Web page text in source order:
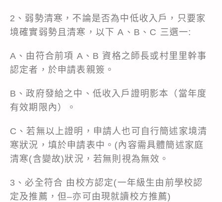
2、弱勢清寒，不論是否為中低收入戶，只要家
境確實弱勢且清寒，以下 A、B、C 三選一:
A、由符合前項 A、B 資格之師長或村里里幹事
認定者，於申請表親簽。
B、政府發給之中、低收入戶證明影本（當年度
有效期限內）。
C、若無以上證明，申請人也可自行簡述家境清
寒狀況，填於申請表中。(內容需具體簡述家庭
清寒(含變故)狀況，若無則視為無效。
3、必全符合 由校方認定(一年級生由前學校認
定及推薦，但–亦可由現就讀校方推薦)